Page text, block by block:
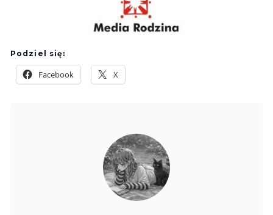
Podziel się:
Facebook X